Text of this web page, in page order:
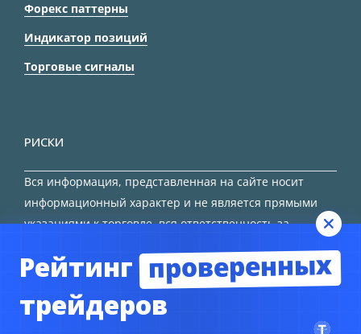
Форекс паттерны
Индикатор позиций
Торговые сигналы
РИСКИ
Вся информация, представленная на сайте носит
информационный характер и не является прямыми
указаниями к торговле, вся ответственность за
Рейтинг проверенных
трейдеров